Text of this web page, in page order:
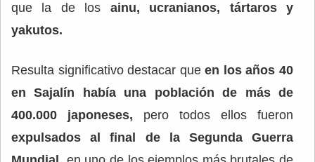
que la de los ainu, ucranianos, tártaros y
yakutos.
Resulta significativo destacar queen los años 40
en Sajalín había una población de más de
400.000 japoneses, pero todos ellos fueron
expulsados al final de la Segunda Guerra